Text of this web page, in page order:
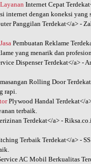
Internet Cepat
internet dengan koneksi yang
Panggilan Terdekat</a> -
Pembuatan Reklame
yang menarik dan
Dispenser Terdekat</a> -
Rolling Door
rapi.
Plywood Handal Terdekat</
terbaik.
Terdekat</a> -
Terbaik Terdekat</a> -
AC Mobil Berkualitas